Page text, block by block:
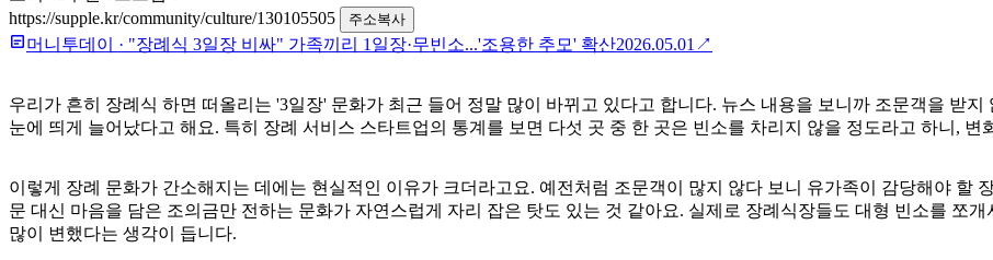
https://supple.kr/community/culture/130105505
주소복사
머니투데이 · "장례식 3일장 비싸" 가족끼리 1일장·무빈소...'조용한 추모' 확산2026.05.01 ↗
우리가 흔히 장례식 하면 떠올리는 '3일장' 문화가 최근 들어 정말 많이 바뀌고 있다고 합니다. 뉴스 내용을 보니까 조문객을 받
눈에 띄게 늘어났다고 해요. 특히 장례 서비스 스타트업의 통계를 보면 다섯 곳 중 한 곳은 빈소를 차리지 않을 정도라고 하니, 변
이렇게 장례 문화가 간소해지는 데에는 현실적인 이유가 크더라고요. 예전처럼 조문객이 많지 않다 보니 유가족이 감당해야 할
문 대신 마음을 담은 조의금만 전하는 문화가 자연스럽게 자리 잡은 탓도 있는 것 같아요. 실제로 장례식장들도 대형 빈소를 쪼
많이 변했다는 생각이 듭니다.